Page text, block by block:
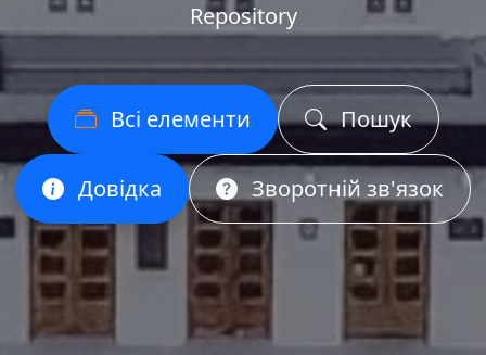
Repository
Всі елементи Пошук
Довідка Зворотній зв'язок